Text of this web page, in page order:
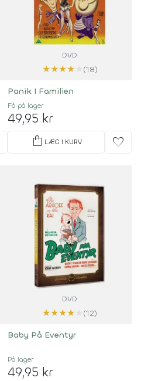
DVD
★★★★
(18)
Panik I Familien
Få på lager
49,95 kr
shopping_bag LÆG I KURV favorite
DVD
★★★★
(12)
Baby På Eventyr
På lager
49,95 kr